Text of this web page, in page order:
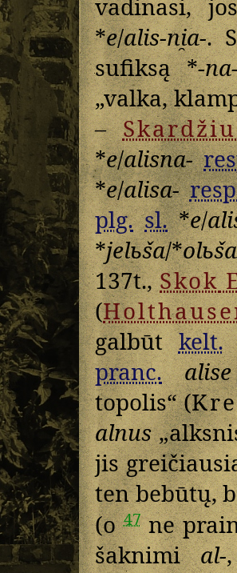
*e/alis-ni̯a-.
sufiksą *-
„valka,
–
*e/alisna-
*e/alisa-
plg. sl.*e/
*jelьša/*olьša
137t.,Skok
(
galbūtkelt.
pranc.
alise
topolis“ (
alnus
jis
ten bebūtų,
(o47ne
šaknimial-